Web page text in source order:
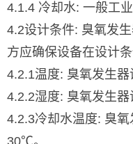
4.1.4 冷却水: 一般工业
4.2设计条件: 臭氧发
方应确保设备在设计条
4.2.1温度: 臭氧发生
4.2.2湿度: 臭氧发生
4.2.3冷却水温度: 臭